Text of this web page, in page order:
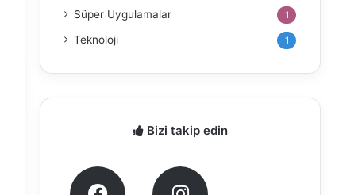
Süper Uygulamalar 1
Teknoloji 1
Bizi takip edin